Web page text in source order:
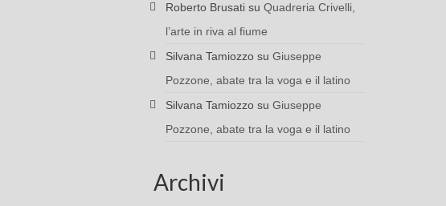
Roberto Brusatisu Quadreria Crivelli,
l’arte in riva al fiume
Silvana Tamiozzosu Giuseppe
Pozzone, abate tra la voga e il latino
Silvana Tamiozzosu Giuseppe
Pozzone, abate tra la voga e il latino
Archivi